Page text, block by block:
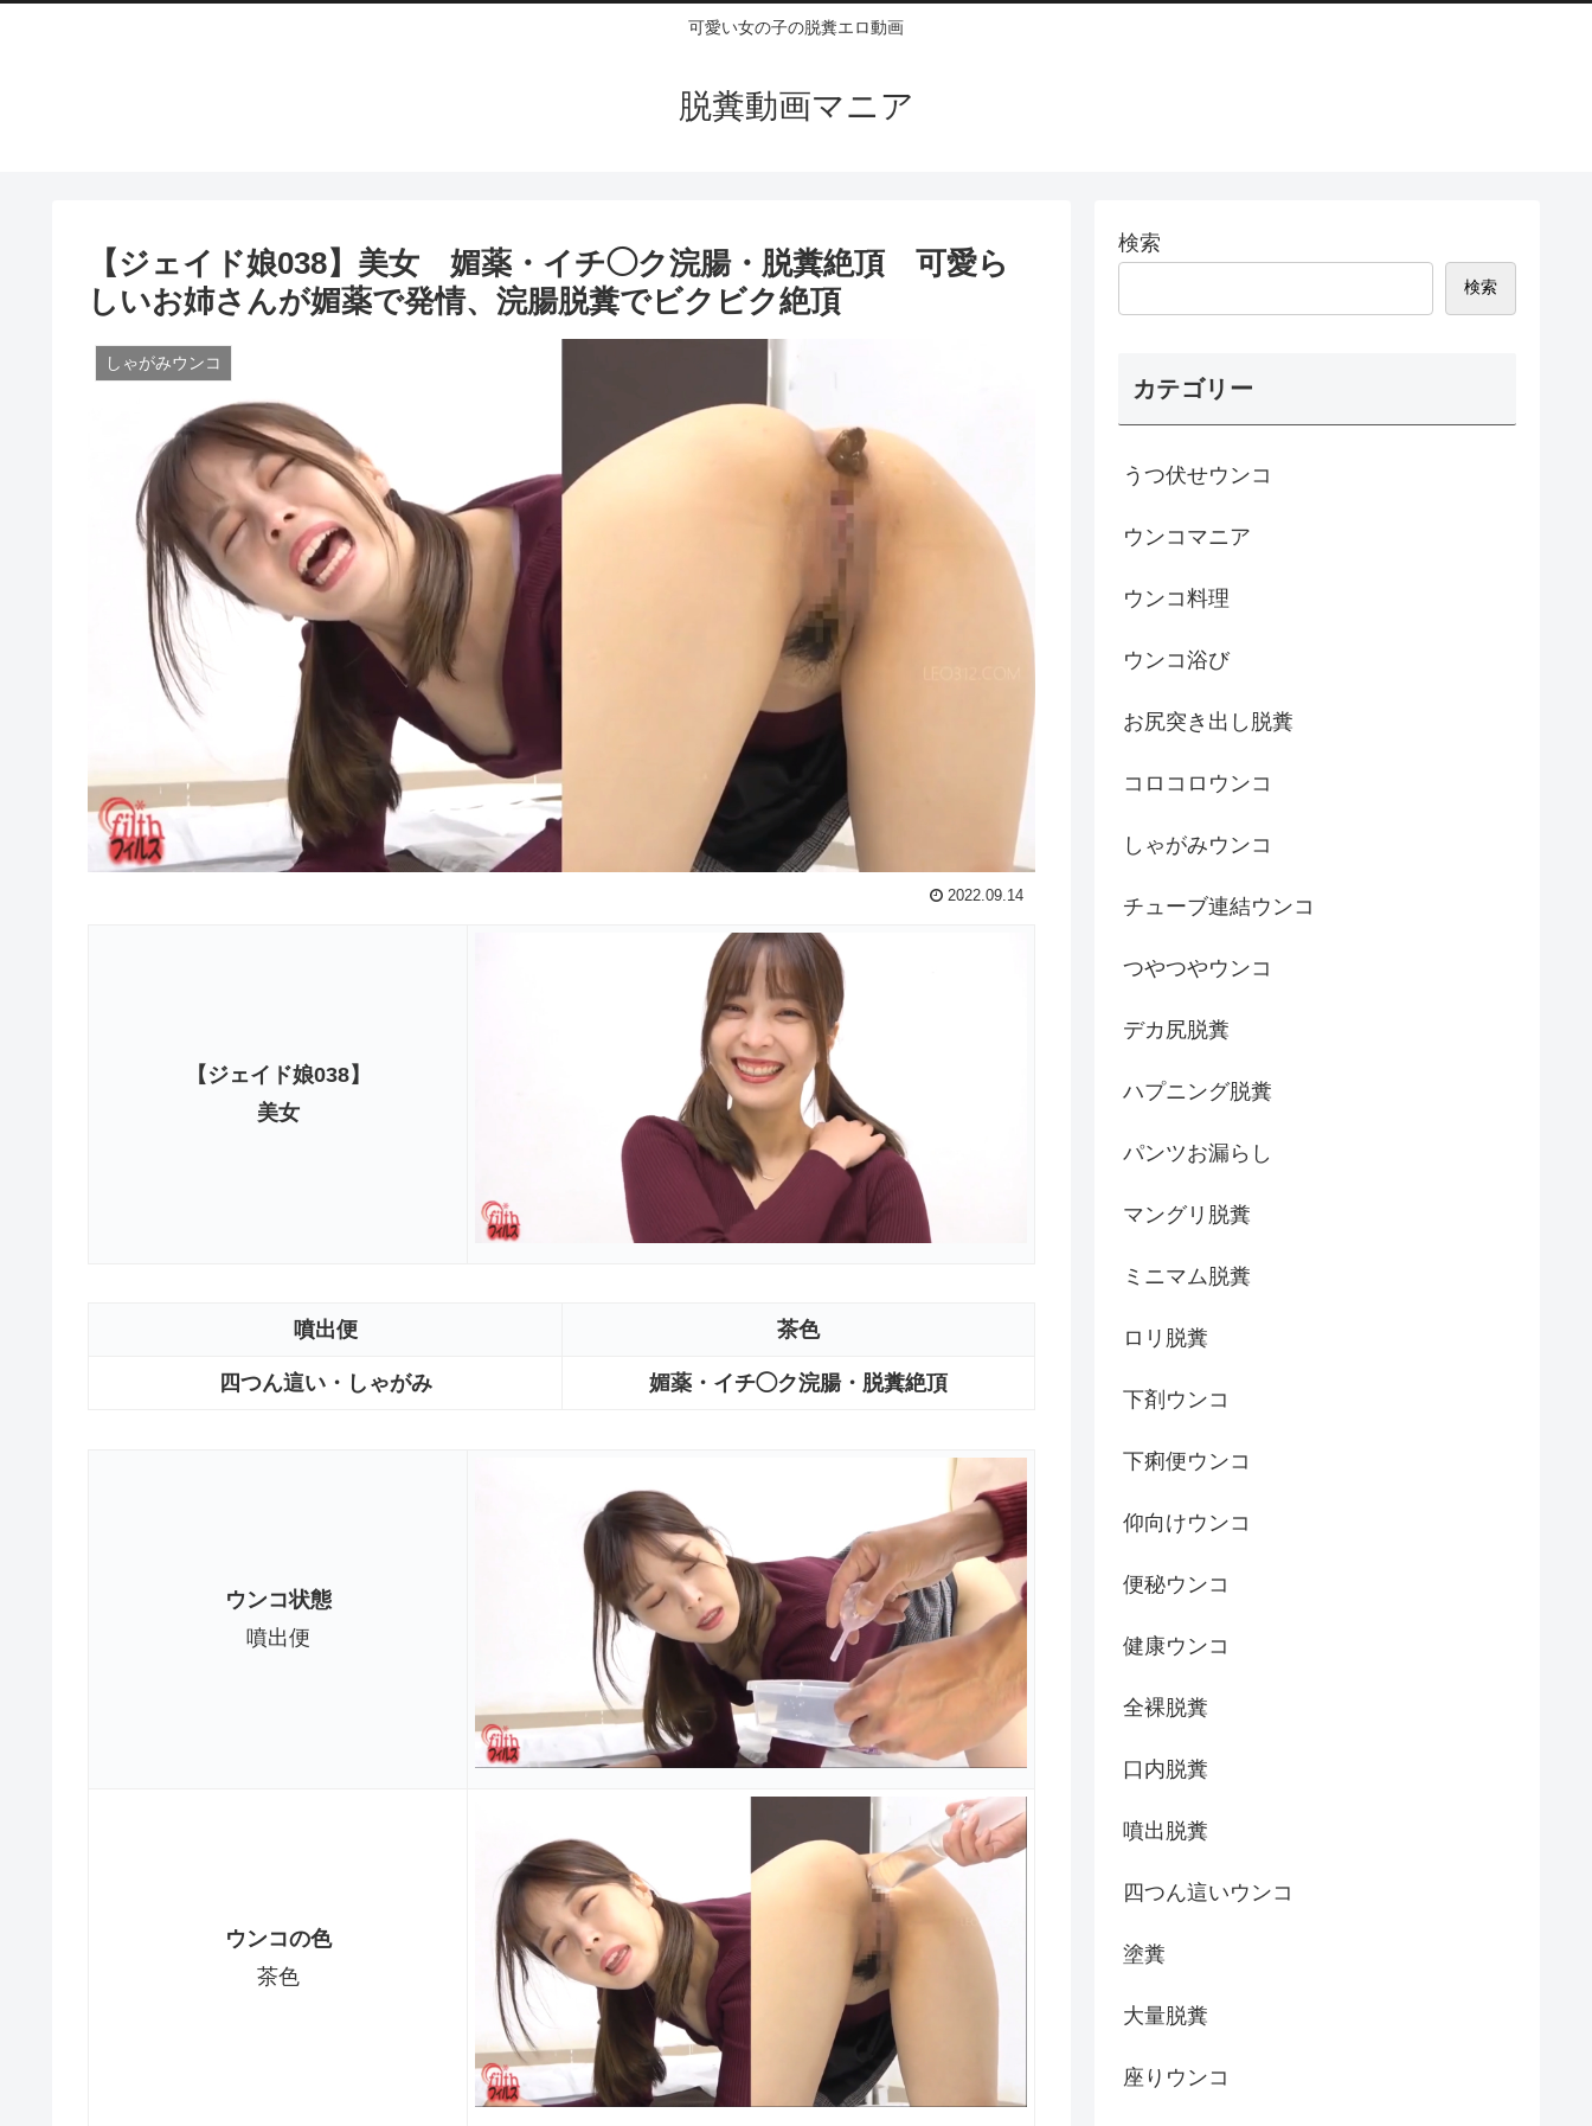
可愛い女の子の脱糞エロ動画
脱糞動画マニア
【ジェイド娘038】美女 媚薬・イチ◯ク浣腸・脱糞絶頂 可愛ら
しいお姉さんが媚薬で発情、浣腸脱糞でビクビク絶頂
しゃがみウンコ
2022.09.14
【ジェイド娘038】
美女
噴出便 茶色
四つん這い・しゃがみ 媚薬・イチ◯ク浣腸・脱糞絶頂
ウンコ状態
噴出便
ウンコの色
茶色
検索
検索
カテゴリー
うつ伏せウンコ
ウンコマニア
ウンコ料理
ウンコ浴び
お尻突き出し脱糞
コロコロウンコ
しゃがみウンコ
チューブ連結ウンコ
つやつやウンコ
デカ尻脱糞
ハプニング脱糞
パンツお漏らし
マングリ脱糞
ミニマム脱糞
ロリ脱糞
下剤ウンコ
下痢便ウンコ
仰向けウンコ
便秘ウンコ
健康ウンコ
全裸脱糞
口内脱糞
噴出脱糞
四つん這いウンコ
塗糞
大量脱糞
座りウンコ